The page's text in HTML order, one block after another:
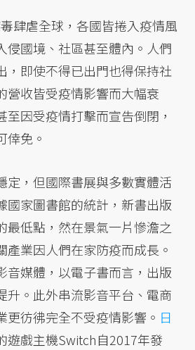
肆虐全球，各國皆捲入疫情風
侵國境、社區甚至體內。人們
，即使不得已出門也得保持社
營收皆受疫情影響而大幅衰
至因受疫情打擊而宣告倒閉，
倖免。
定，但國際書展與多數實體活
國家圖書館的統計，新書出版
最低點，然在景氣一片慘澹之
產業因人們在家防疫而成長。
音媒體，以電子書而言，出版
升。此外串流影音平台、電商
更彷彿完全不受疫情影響。 日
遊戲主機Switch自2017年發